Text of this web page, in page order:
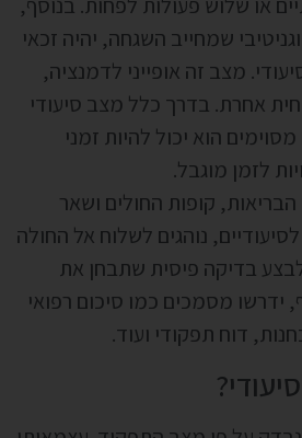
או שלוש פעולות לפחות. בנוסף,
שמחייב השגחה, יהיה זכאי
מצב זה אופייני לדמנציה,
אחרת. בדרך כלל מצב סיעודי
הוא יכול להיות זמני
לזמן מוגבל.
קופות החולים ושאר
נוהגים לשלוח אל החולה
בדיקה פיסית שתבחן את
ידרשו מסמכים כמו סיכום רפואי
דוח תפקודי ועוד.